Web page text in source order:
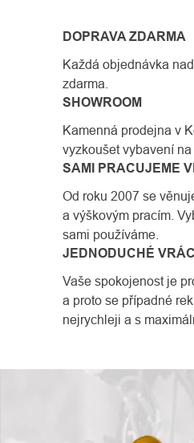
DOPRAVA ZDARMA
Každá objednávka
zdarma.
SHOWROOM
Kamenná prodejna v
vyzkoušet vybavení na
SAMI PRACUJEME
Od roku 2007 se
a výškovým pracím.
sami používáme.
JEDNODUCHÉ
Vaše spokojenost je
a proto se případné
nejrychleji a s